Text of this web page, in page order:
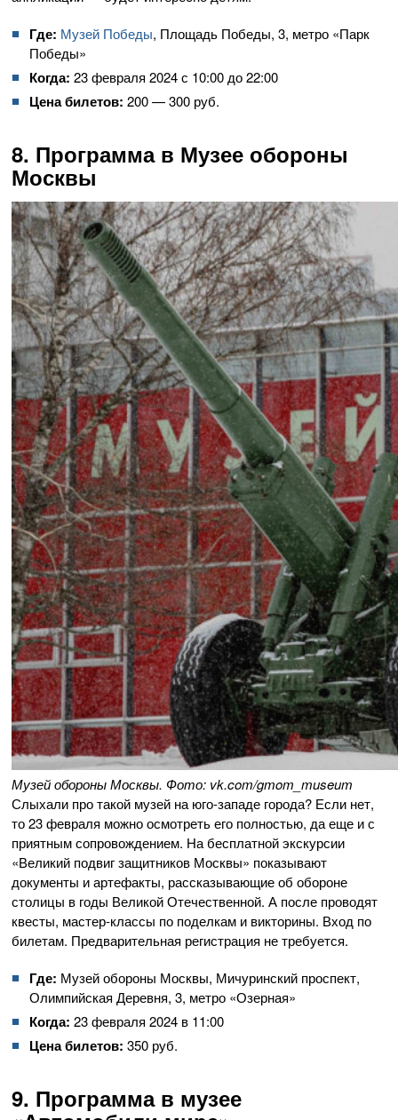
Где: Музей Победы, Площадь Победы, 3, метро «Парк
Победы»
Когда: 23 февраля 2024 с 10:00 до 22:00
Цена билетов: 200 — 300 руб.
8. Программа в Музее обороны
Москвы
Музей обороны Москвы. Фото: vk.com/gmom_museum
Слыхали про такой музей на юго-западе города? Если нет,
то 23 февраля можно осмотреть его полностью, да еще и с
приятным сопровождением. На бесплатной экскурсии
«Великий подвиг защитников Москвы» показывают
документы и артефакты, рассказывающие об обороне
столицы в годы Великой Отечественной. А после проводят
квесты, мастер-классы по поделкам и викторины. Вход по
билетам. Предварительная регистрация не требуется.
Где: Музей обороны Москвы, Мичуринский проспект,
Олимпийская Деревня, 3, метро «Озерная»
Когда: 23 февраля 2024 в 11:00
Цена билетов: 350 руб.
9. Программа в музее